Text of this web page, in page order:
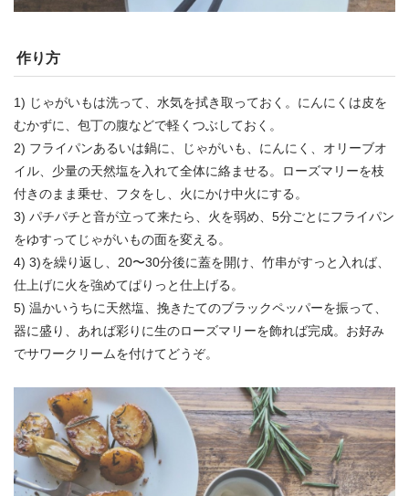
作り方
1) じゃがいもは洗って、水気を拭き取っておく。にんにくは皮を
むかずに、包丁の腹などで軽くつぶしておく。
2) フライパンあるいは鍋に、じゃがいも、にんにく、オリーブオ
イル、少量の天然塩を入れて全体に絡ませる。ローズマリーを枝
付きのまま乗せ、フタをし、火にかけ中火にする。
3) パチパチと音が立って来たら、火を弱め、5分ごとにフライパン
をゆすってじゃがいもの面を変える。
4) 3)を繰り返し、20〜30分後に蓋を開け、竹串がすっと入れば、
仕上げに火を強めてぱりっと仕上げる。
5) 温かいうちに天然塩、挽きたてのブラックペッパーを振って、
器に盛り、あれば彩りに生のローズマリーを飾れば完成。お好み
でサワークリームを付けてどうぞ。